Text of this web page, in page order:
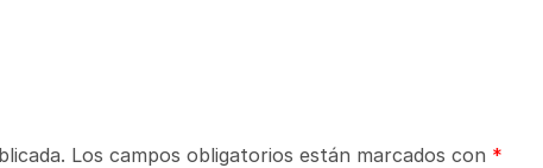
Los campos obligatorios están marcados con *